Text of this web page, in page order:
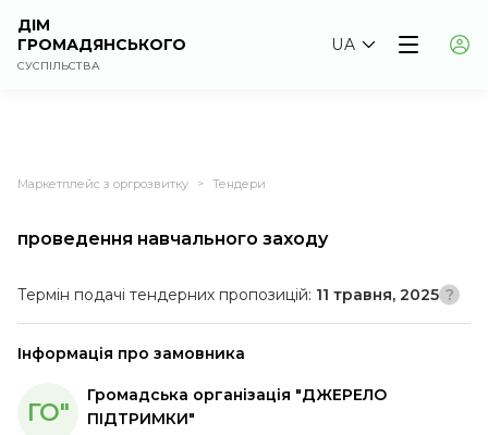
ДІМ
ГРОМАДЯНСЬКОГО
СУСПІЛЬСТВА
UA
Маркетплейс з оргрозвитку > Тендери
проведення навчального заходу
Термін подачі тендерних пропозицій: 11 травня, 2025
Інформація про замовника
ГО"
Громадська організація "ДЖЕРЕЛО
ПІДТРИМКИ"